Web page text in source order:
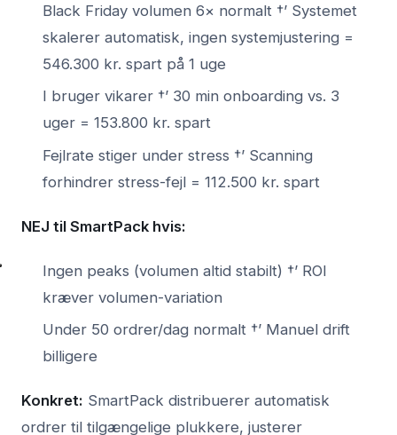
Black Friday volumen 6× normalt †’ Systemet
skalerer automatisk, ingen systemjustering =
546.300 kr. spart på 1 uge
I bruger vikarer †’ 30 min onboarding vs. 3
uger = 153.800 kr. spart
Fejlrate stiger under stress †’ Scanning
forhindrer stress-fejl = 112.500 kr. spart
NEJ til SmartPack hvis:
Ingen peaks (volumen altid stabilt) †’ ROI
kræver volumen-variation
Under 50 ordrer/dag normalt †’ Manuel drift
billigere
Konkret: SmartPack distribuerer automatisk
ordrer til tilgængelige plukkere, justerer